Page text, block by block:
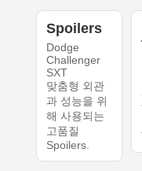
Spoilers
Dodge
Challenger
SXT
맞춤형 외관
과 성능을 위
해 사용되는
고품질
Spoilers.